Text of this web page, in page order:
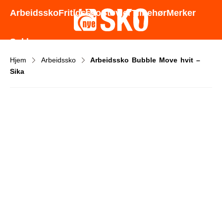
Godt utvalg - Gode priser - Rask levering
ArbeidsskoFritidsskoStøvlerTilbehørMerker
Sokker
Hjem Arbeidssko
Arbeidssko Bubble Move hvit –
Sika